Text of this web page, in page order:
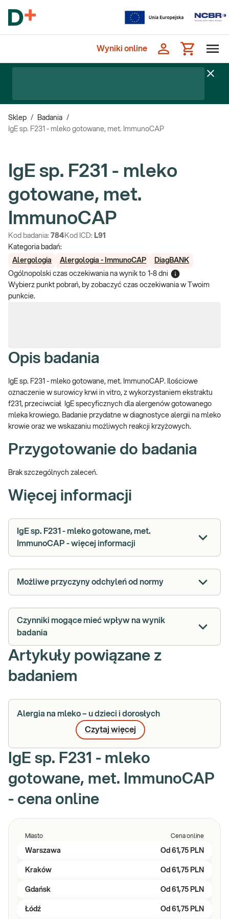
Wyniki online
Sklep / Badania /
IgE sp. F231 - mleko gotowane, met. ImmunoCAP
IgE sp. F231 - mleko
gotowane, met.
ImmunoCAP
Kod badania: 784 Kod ICD: L91
Kategoria badań:
Alergologia
Alergologia - ImmunoCAP
DiagBANK
Ogólnopolski czas oczekiwania na wynik to 1-8 dni
Wybierz punkt pobrań, by zobaczyć czas oczekiwania w Twoim
punkcie.
Opis badania
IgE sp. F231 - mleko gotowane, met. ImmunoCAP. Ilościowe
oznaczenie w surowicy krwi in vitro, z wykorzystaniem ekstraktu
f231, przeciwciał IgE specyficznych dla alergenów gotowanego
mleka krowiego. Badanie przydatne w diagnostyce alergii na mleko
krowie oraz we wskazaniu możliwych reakcji krzyżowych.
Przygotowanie do badania
Brak szczególnych zaleceń.
Więcej informacji
IgE sp. F231 - mleko gotowane, met.
ImmunoCAP - więcej informacji
Możliwe przyczyny odchyleń od normy
Czynniki mogące mieć wpływ na wynik
badania
Artykuły powiązane z
badaniem
Alergia na mleko – u dzieci i dorosłych
Czytaj więcej
IgE sp. F231 - mleko
gotowane, met. ImmunoCAP
- cena online
Miasto Cena online
Warszawa Od 61,75 PLN
Kraków Od 61,75 PLN
Gdańsk Od 61,75 PLN
Łódź Od 61,75 PLN